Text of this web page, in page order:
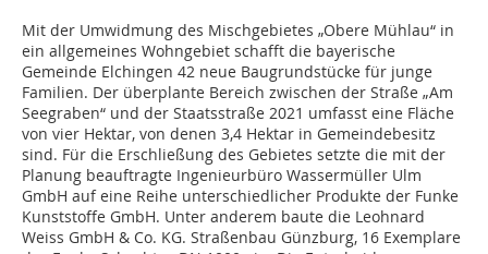
Mit der Umwidmung des Mischgebietes „Obere Mühlau“ in
ein allgemeines Wohngebiet schafft die bayerische
Gemeinde Elchingen 42 neue Baugrundstücke für junge
Familien. Der überplante Bereich zwischen der Straße „Am
Seegraben“ und der Staatsstraße 2021 umfasst eine Fläche
von vier Hektar, von denen 3,4 Hektar in Gemeindebesitz
sind. Für die Erschließung des Gebietes setzte die mit der
Planung beauftragte Ingenieurbüro Wassermüller Ulm
GmbH auf eine Reihe unterschiedlicher Produkte der Funke
Kunststoffe GmbH. Unter anderem baute die Leohnard
Weiss GmbH & Co. KG. Straßenbau Günzburg, 16 Exemplare